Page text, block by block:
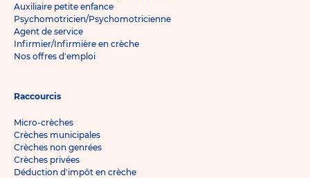
Auxiliaire petite enfance
Psychomotricien/Psychomotricienne
Agent de service
Infirmier/Infirmière en crèche
Nos offres d'emploi
Raccourcis
Micro-crèches
Crèches municipales
Crèches non genrées
Crèches privées
Déduction d'impôt en crèche